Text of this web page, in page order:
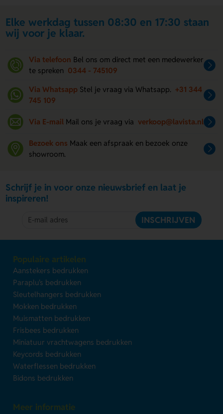
Elke werkdag tussen 08:30 en 17:30 staan
wij voor je klaar.
Via telefoon Bel ons om direct met een medewerker
te spreken 0344 - 745109
Via Whatsapp Stel je vraag via Whatsapp. +31 344
745 109
Via E-mail Mail ons je vraag via verkoop@lavista.nl
Bezoek ons Maak een afspraak en bezoek onze
showroom.
Schrijf je in voor onze nieuwsbrief en laat je
inspireren!
INSCHRIJVEN
Populaire artikelen
Aanstekers bedrukken
Paraplu's bedrukken
Sleutelhangers bedrukken
Mokken bedrukken
Muismatten bedrukken
Frisbees bedrukken
Miniatuur vrachtwagens bedrukken
Keycords bedrukken
Waterflessen bedrukken
Bidons bedrukken
Meer informatie